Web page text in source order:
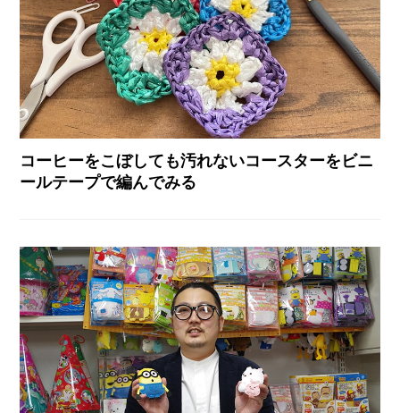
コーヒーをこぼしても汚れないコースターをビニ
ールテープで編んでみる